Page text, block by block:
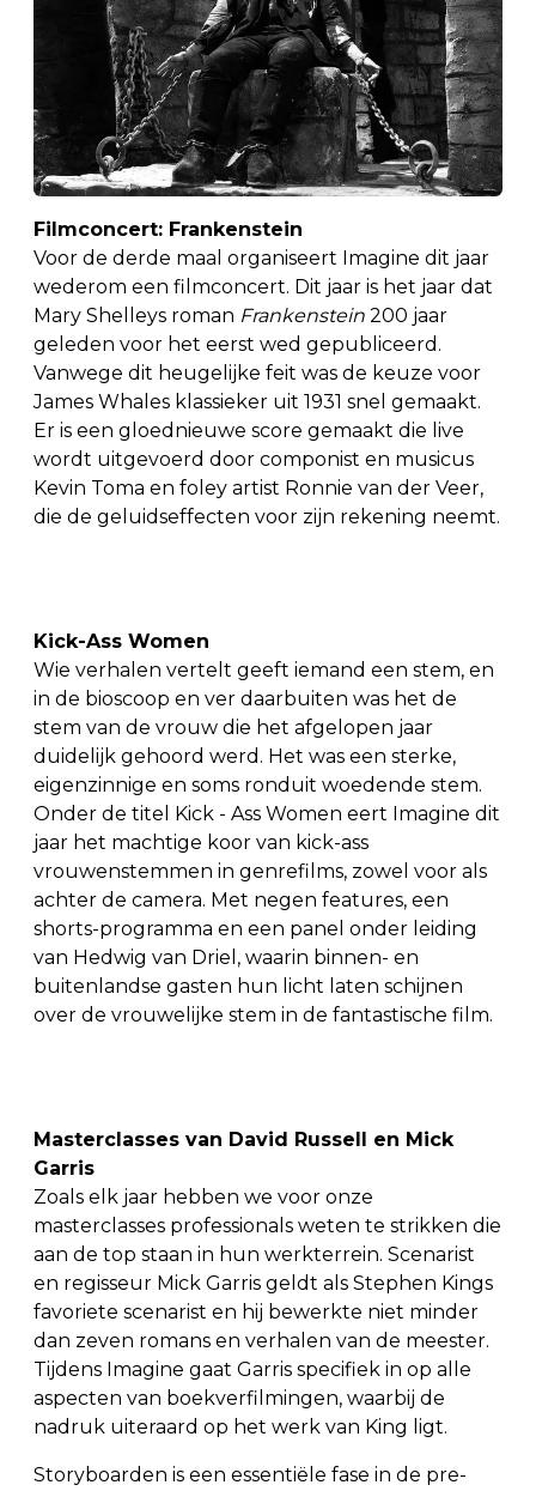
Filmconcert: Frankenstein
Voor de derde maal organiseert Imagine dit jaar
wederom een filmconcert. Dit jaar is het jaar dat
Mary Shelleys roman Frankenstein 200 jaar
geleden voor het eerst wed gepubliceerd.
Vanwege dit heugelijke feit was de keuze voor
James Whales klassieker uit 1931 snel gemaakt.
Er is een gloednieuwe score gemaakt die live
wordt uitgevoerd door componist en musicus
Kevin Toma en foley artist Ronnie van der Veer,
die de geluidseffecten voor zijn rekening neemt.
Kick-Ass Women
Wie verhalen vertelt geeft iemand een stem, en
in de bioscoop en ver daarbuiten was het de
stem van de vrouw die het afgelopen jaar
duidelijk gehoord werd. Het was een sterke,
eigenzinnige en soms ronduit woedende stem.
Onder de titel Kick - Ass Women eert Imagine dit
jaar het machtige koor van kick-ass
vrouwenstemmen in genrefilms, zowel voor als
achter de camera. Met negen features, een
shorts-programma en een panel onder leiding
van Hedwig van Driel, waarin binnen- en
buitenlandse gasten hun licht laten schijnen
over de vrouwelijke stem in de fantastische film.
Masterclasses van David Russell en Mick
Garris
Zoals elk jaar hebben we voor onze
masterclasses professionals weten te strikken die
aan de top staan in hun werkterrein. Scenarist
en regisseur Mick Garris geldt als Stephen Kings
favoriete scenarist en hij bewerkte niet minder
dan zeven romans en verhalen van de meester.
Tijdens Imagine gaat Garris specifiek in op alle
aspecten van boekverfilmingen, waarbij de
nadruk uiteraard op het werk van King ligt.
Storyboarden is een essentiële fase in de pre-